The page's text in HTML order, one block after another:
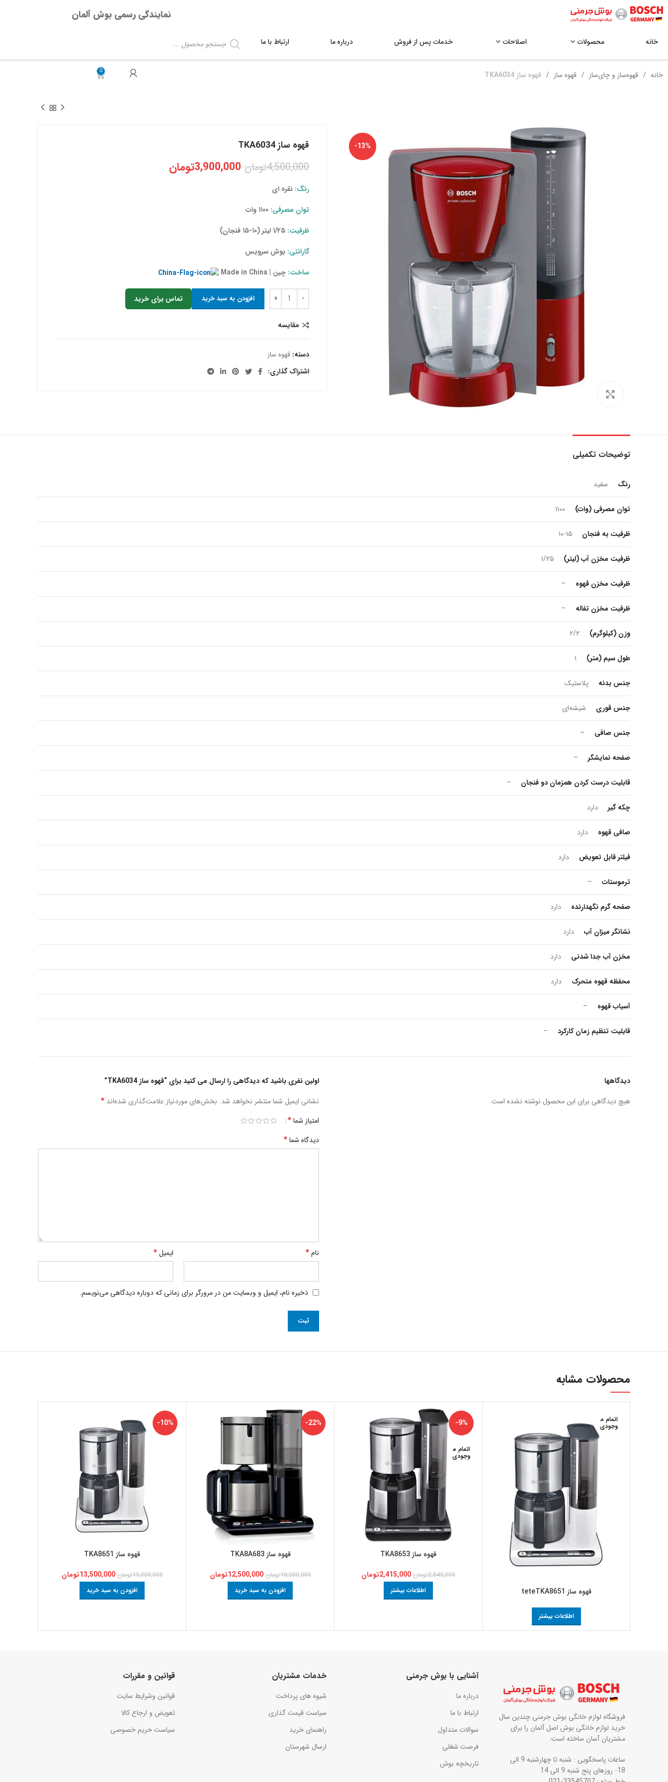
نمایندگی رسمی بوش آلمان
خانه محصولات اصلاحات خدمات پس از فروش درباره ما ارتباط با ما
خانه قهوه‌ساز و چای‌ساز قهوه‌ ساز قهوه ساز TKA6034
-13% قهوه ساز TKA6034
4,500,000تومان 3,900,000تومان
رنگ: نقره ای
توان مصرفی:
ظرفیت:
گارانتی: بوش سرویس
ساخت: چین | Made in China
افزودن به سبد خرید تماس برای خرید
مقایسه
دسته: قهوه‌ ساز
اشتراک گذاری:
توضیحات تکمیلی
رنگ سفید
توان مصرفی (وات) ۱۱۰۰
ظرفیت به فنجان ۱۰-۱۵
ظرفیت مخزن آب (لیتر) ۱/۲۵
ظرفیت مخزن قهوه –
ظرفیت مخزن تفاله –
وزن (کیلوگرم) ۲/۲
طول سیم (متر) ۱
جنس بدنه پلاستیک
جنس قوری شیشه‌ای
جنس صافی –
صفحه نمایشگر –
قابلیت درست کردن همزمان دو فنجان –
چکه گیر دارد
صافی قهوه دارد
فیلتر قابل تعویض دارد
ترموستات –
صفحه گرم نگهدارنده دارد
نشانگر میزان آب دارد
مخزن آب جدا شدنی دارد
محفظه قهوه متحرک دارد
آسیاب قهوه –
قابلیت تنظیم زمان کارکرد –
دیدگاهها
هیچ دیدگاهی برای این محصول نوشته نشده است.
اولین نفری باشید که دیدگاهی را ارسال می کنید برای “قهوه ساز TKA6034”
نشانی ایمیل شما منتشر نخواهد شد. بخش‌های موردنیاز علامت‌گذاری شده‌اند *
امتیاز شما*
دیدگاه شما*
نام* ایمیل*
ذخیره نام، ایمیل و وبسایت من در مرورگر برای زمانی که دوباره دیدگاهی می‌نویسم.
محصولات مشابه
اتمام م
وجودی
قهوه ساز teteTKA8651
اطلاعات بیشتر
-9%
اتمام م
وجودی
قهوه ساز TKA8653
2,645,000تومان 2,415,000تومان
اطلاعات بیشتر
-22%
قهوه ساز TKA8A683
16,000,000تومان 12,500,000تومان
افزودن به سبد خرید
-10%
قهوه ساز TKA8651
15,000,000تومان 13,500,000تومان
افزودن به سبد خرید
فروشگاه لوازم خانگی بوش جرمنی چندین سال
خرید لوازم خانگی بوش اصل آلمان را برای
مشتریان آسان ساخته است.
ساعات پاسخگویی : شنبه تا چهارشنبه 9 الی
18- روزهای پنج شنبه 9 الی 14
آشنایی با بوش جرمنی
درباره ما
ارتباط با ما
سوالات متداول
فرصت شغلی
تاریخچه بوش
خدمات مشتریان
شیوه های پرداخت
سیاست قیمت گذاری
راهنمای خرید
ارسال شهرستان
قوانین و مقررات
قوانین وشرایط سایت
تعویض و ارجاع کالا
سیاست حریم خصوصی